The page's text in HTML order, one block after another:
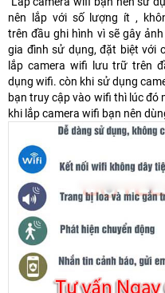
nên lắp với số lượng ít ,
trên đầu ghi hình vì sẽ gây
gia đình sử dụng, đặt biệt với
lắp camera wifi lưu trữ trên
dụng wifi. còn khi sử dụng
bạn truy cập vào wifi thì lúc đó
khi lắp camera wifi bạn nên